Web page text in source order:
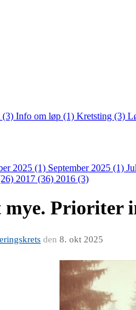
(3) Info om løp (1) Kretsting (3)
2025 (1) September 2025 (1)
2017 (36) 2016 (3)
Prioriter
den 8. okt 2025